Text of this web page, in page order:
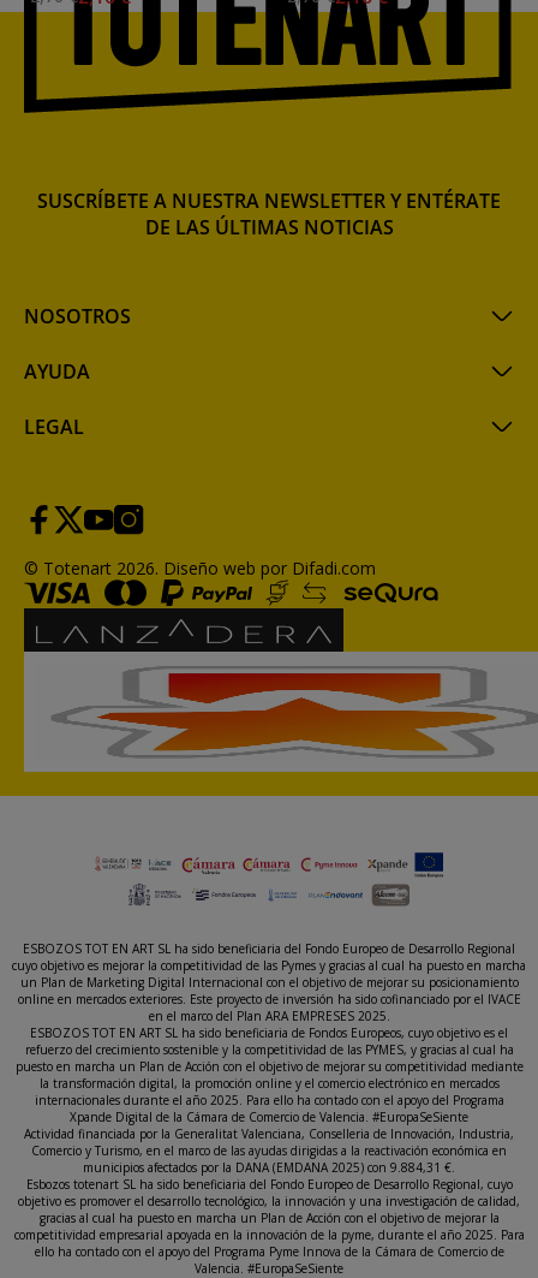
NOSOTROS
AYUDA
LEGAL
SUSCRÍBETE A NUESTRA NEWSLETTER Y ENTÉRATE
DE LAS ÚLTIMAS NOTICIAS
© Totenart 2026. Diseño web por Difadi.com
ESBOZOS TOT EN ART SL ha sido beneficiaria del Fondo Europeo de Desarrollo Regional
cuyo objetivo es mejorar la competitividad de las Pymes y gracias al cual ha puesto en marcha
un Plan de Marketing Digital Internacional con el objetivo de mejorar su posicionamiento
online en mercados exteriores. Este proyecto de inversión ha sido cofinanciado por el IVACE
en el marco del Plan ARA EMPRESES 2025.
ESBOZOS TOT EN ART SL ha sido beneficiaria de Fondos Europeos, cuyo objetivo es el
refuerzo del crecimiento sostenible y la competitividad de las PYMES, y gracias al cual ha
puesto en marcha un Plan de Acción con el objetivo de mejorar su competitividad mediante
la transformación digital, la promoción online y el comercio electrónico en mercados
internacionales durante el año 2025. Para ello ha contado con el apoyo del Programa
Xpande Digital de la Cámara de Comercio de Valencia. #EuropaSeSiente
Actividad financiada por la Generalitat Valenciana, Conselleria de Innovación, Industria,
Comercio y Turismo, en el marco de las ayudas dirigidas a la reactivación económica en
municipios afectados por la DANA (EMDANA 2025) con 9.884,31 €.
Esbozos totenart SL ha sido beneficiaria del Fondo Europeo de Desarrollo Regional, cuyo
objetivo es promover el desarrollo tecnológico, la innovación y una investigación de calidad,
gracias al cual ha puesto en marcha un Plan de Acción con el objetivo de mejorar la
competitividad empresarial apoyada en la innovación de la pyme, durante el año 2025. Para
ello ha contado con el apoyo del Programa Pyme Innova de la Cámara de Comercio de
Valencia. #EuropaSeSiente